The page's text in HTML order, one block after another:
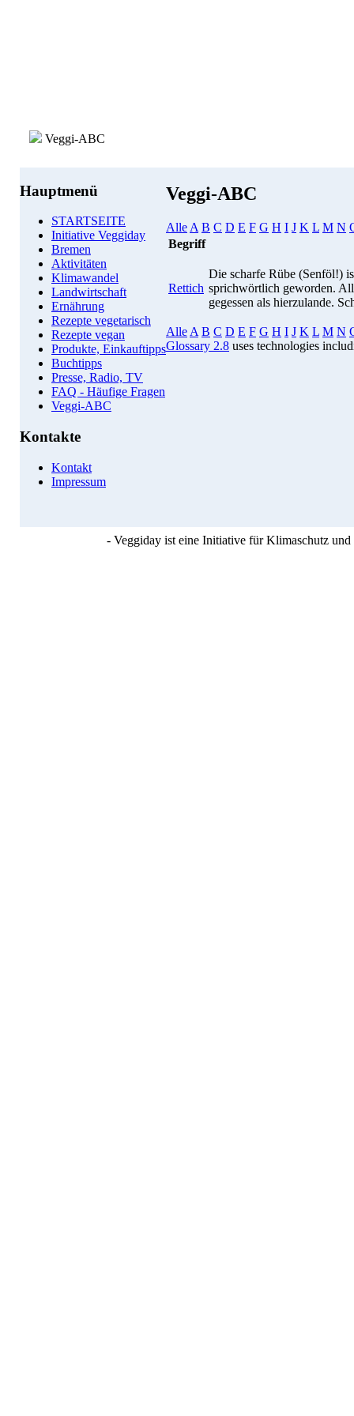
Veggi-ABC
Hauptmenü
STARTSEITE
Initiative Veggiday
Bremen
Aktivitäten
Klimawandel
Landwirtschaft
Ernährung
Rezepte vegetarisch
Rezepte vegan
Produkte, Einkauftipps
Buchtipps
Presse, Radio, TV
FAQ - Häufige Fragen
Veggi-ABC
Kontakte
Kontakt
Impressum
Veggi-ABC
Alle A B C D E F G H I J K L M N
Begriff
Rettich
Die scharfe Rübe (Senföl!)
sprichwörtlich geworden.
gegessen als hierzulande.
Alle A B C D E F G H I J K L M N
Glossary 2.8 uses technologies
- Veggiday ist eine Initiative für Klimaschutz